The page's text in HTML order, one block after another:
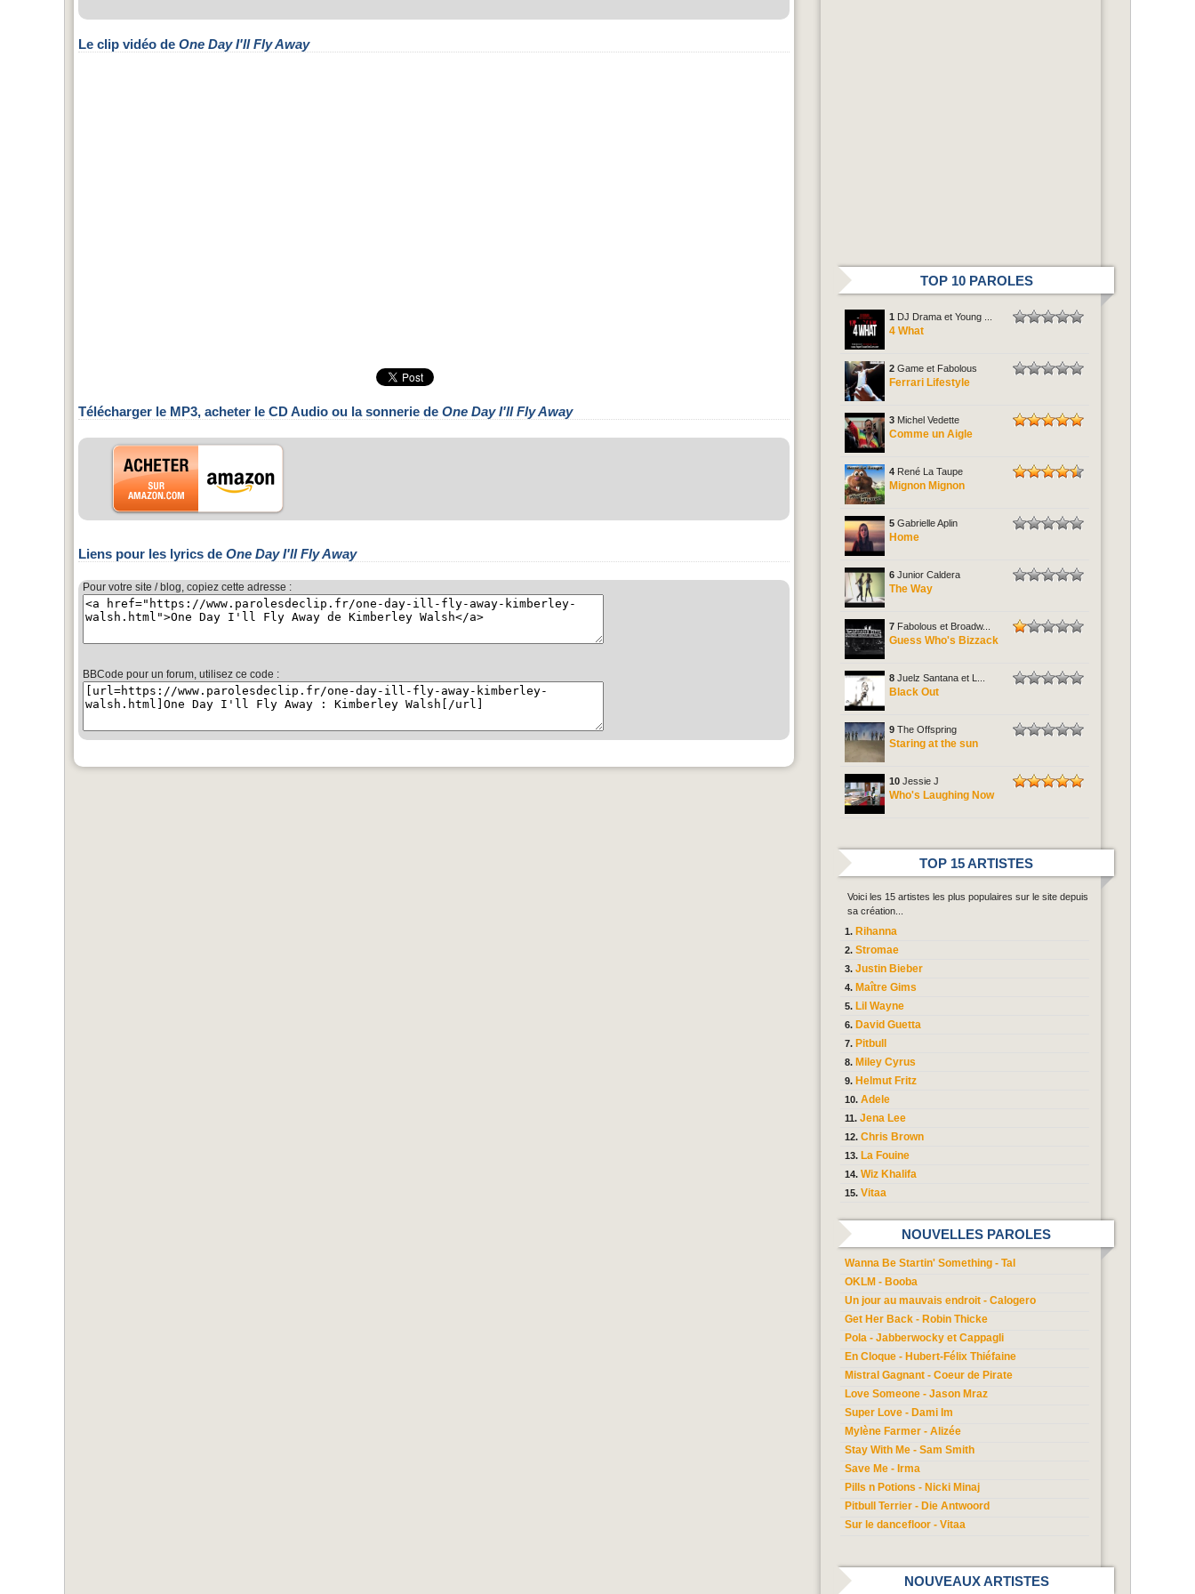
Le clip vidéo de One Day I'll Fly Away
Télécharger le MP3, acheter le CD Audio ou la sonnerie de One Day I'll Fly Away
Liens pour les lyrics de One Day I'll Fly Away
Pour votre site / blog, copiez cette adresse :
BBCode pour un forum, utilisez ce code :
TOP 10 PAROLES
1 DJ Drama et Young ...
4 What
2 Game et Fabolous
Ferrari Lifestyle
3 Michel Vedette
Comme un Aigle
4 René La Taupe
Mignon Mignon
5 Gabrielle Aplin
Home
6 Junior Caldera
The Way
7 Fabolous et Broadw...
Guess Who's Bizzack
8 Juelz Santana et L...
Black Out
9 The Offspring
Staring at the sun
10 Jessie J
Who's Laughing Now
TOP 15 ARTISTES
Voici les 15 artistes les plus populaires sur le site depuis
sa création...
Rihanna
Stromae
Justin Bieber
Maître Gims
Lil Wayne
David Guetta
Pitbull
Miley Cyrus
Helmut Fritz
Adele
Jena Lee
Chris Brown
La Fouine
Wiz Khalifa
Vitaa
NOUVELLES PAROLES
Wanna Be Startin' Something - Tal
OKLM - Booba
Un jour au mauvais endroit - Calogero
Get Her Back - Robin Thicke
Pola - Jabberwocky et Cappagli
En Cloque - Hubert-Félix Thiéfaine
Mistral Gagnant - Coeur de Pirate
Love Someone - Jason Mraz
Super Love - Dami Im
Mylène Farmer - Alizée
Stay With Me - Sam Smith
Save Me - Irma
Pills n Potions - Nicki Minaj
Pitbull Terrier - Die Antwoord
Sur le dancefloor - Vitaa
NOUVEAUX ARTISTES